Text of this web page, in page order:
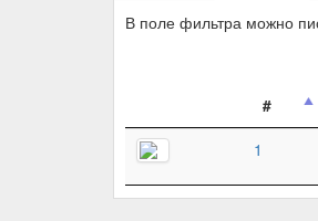
В поле фильтра можно
#
1